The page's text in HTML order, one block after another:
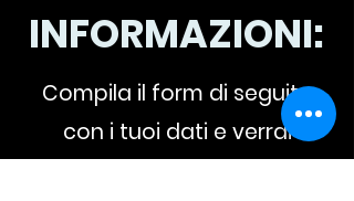
INFORMAZIONI:
Compila il form di seguito
con i tuoi dati e verrai